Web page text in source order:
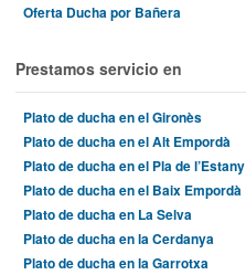
Oferta Ducha por Bañera
Prestamos servicio en
Plato de ducha en el Gironès
Plato de ducha en el Alt Empordà
Plato de ducha en el Pla de l’Estany
Plato de ducha en el Baix Empordà
Plato de ducha en La Selva
Plato de ducha en la Cerdanya
Plato de ducha en la Garrotxa